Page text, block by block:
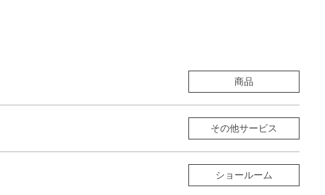
商品
その他サービス
ショールーム